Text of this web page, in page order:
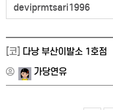
[코] 다낭 부산이발소 1호점
가당연유